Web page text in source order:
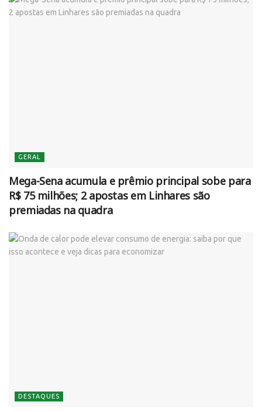
GERAL
Mega-Sena acumula e prêmio principal sobe para
R$ 75 milhões; 2 apostas em Linhares são
premiadas na quadra
DESTAQUES